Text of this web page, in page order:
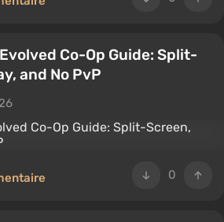
Co-Op Guide: Split-
and No PvP
0